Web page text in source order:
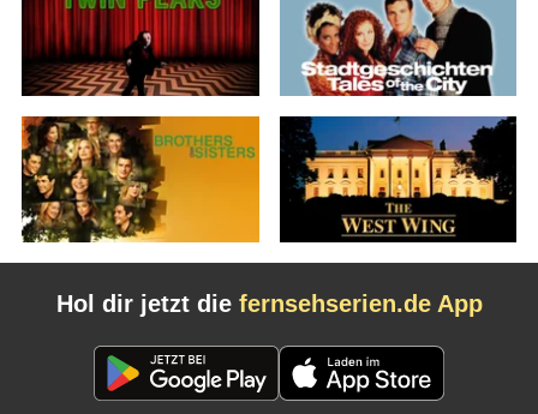
Hol dir jetzt die fernsehserien.de App